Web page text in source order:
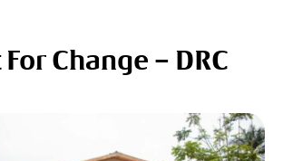
Change – DRC